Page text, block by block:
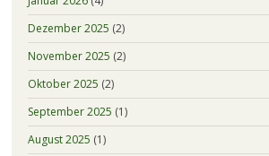
Dezember 2025 (2)
November 2025 (2)
Oktober 2025 (2)
September 2025 (1)
August 2025 (1)